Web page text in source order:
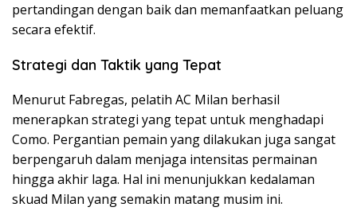
pertandingan dengan baik dan memanfaatkan peluang
secara efektif.
Strategi dan Taktik yang Tepat
Menurut Fabregas, pelatih AC Milan berhasil
menerapkan strategi yang tepat untuk menghadapi
Como. Pergantian pemain yang dilakukan juga sangat
berpengaruh dalam menjaga intensitas permainan
hingga akhir laga. Hal ini menunjukkan kedalaman
skuad Milan yang semakin matang musim ini.